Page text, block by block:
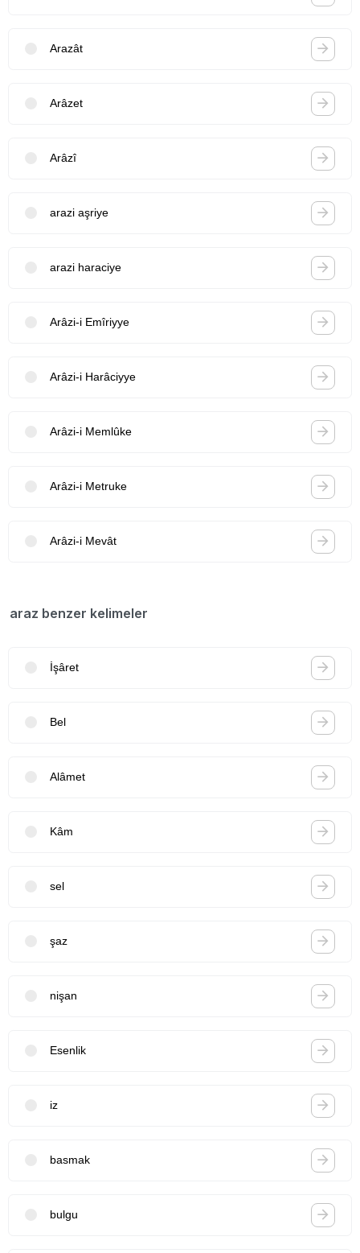
Arazât
Arâzet
Arâzî
arazi aşriye
arazi haraciye
Arâzi-i Emîriyye
Arâzi-i Harâciyye
Arâzi-i Memlûke
Arâzi-i Metruke
Arâzi-i Mevât
araz benzer kelimeler
İşâret
Bel
Alâmet
Kâm
sel
şaz
nişan
Esenlik
iz
basmak
bulgu